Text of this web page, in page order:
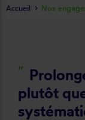
“
plutôt
Accueil Nos